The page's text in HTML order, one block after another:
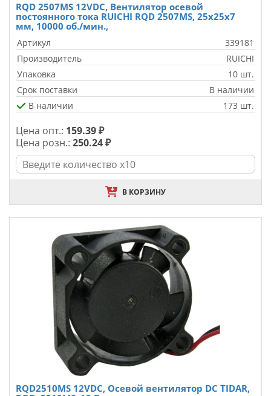
RQD 2507MS 12VDC, Вентилятор осевой
постоянного тока RUICHI RQD 2507MS, 25х25х7
мм, 10000 об./мин.,
Артикул
339181
Производитель
RUICHI
Упаковка
10 шт.
Срок поставки
В наличии
В наличии
173 шт.
Цена опт.: 159.39 ₽
Цена розн.: 250.24 ₽
В КОРЗИНУ
RQD2510MS 12VDC, Осевой вентилятор DC TIDAR,